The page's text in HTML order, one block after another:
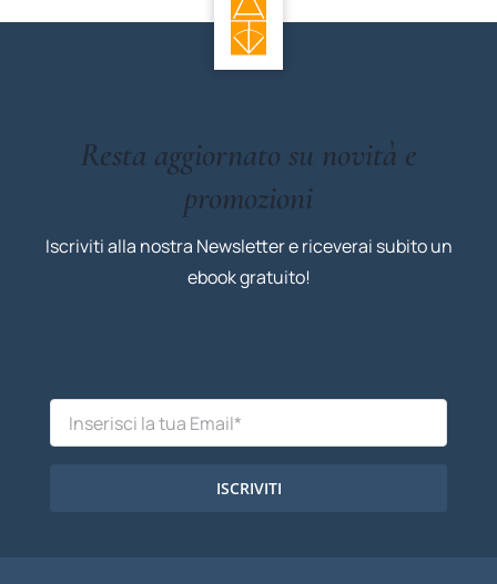
Resta aggiornato su novità e
promozioni
Iscriviti alla nostra Newsletter e riceverai subito un
ebook gratuito!
ISCRIVITI